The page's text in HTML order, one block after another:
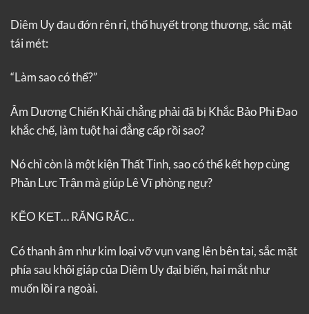
Diêm Uy đau đớn rên rỉ, thổ huyết trọng thương, sắc mặt
tái mét:
“Làm sao có thể?”
Âm Dương Chiến Khải chẳng phải đã bị Khắc Bảo Phi Đao
khắc chế, làm tuột hai đẳng cấp rồi sao?
Nó chỉ còn là một kiện Thất Tinh, sao có thể kết hợp cùng
Phản Lực Trận mà giúp Lê Vĩ phòng ngự?
KẼO KẸT… RĂNG RẮC..
Có thanh âm như kim loại vỡ vụn vang lên bên tai, sắc mặt
phía sau khôi giáp của Diêm Uy đại biến, hai mắt như
muốn lồi ra ngoài.